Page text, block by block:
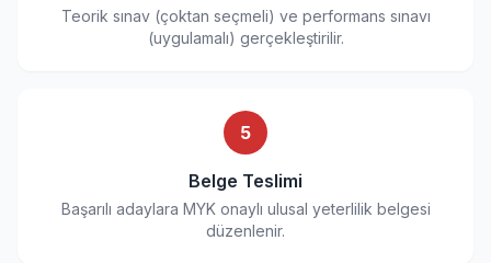
Teorik sınav (çoktan seçmeli) ve performans sınavı
(uygulamalı) gerçekleştirilir.
5
Belge Teslimi
Başarılı adaylara MYK onaylı ulusal yeterlilik belgesi
düzenlenir.